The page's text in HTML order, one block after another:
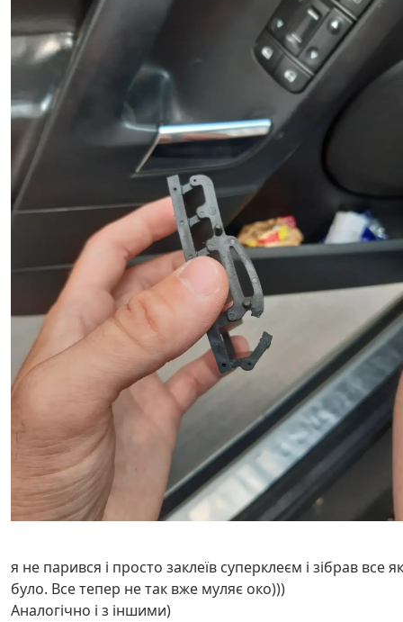
я не парився і просто заклеїв суперклеєм і зібрав все як
було. Все тепер не так вже муляє око)))
Аналогічно і з іншими)